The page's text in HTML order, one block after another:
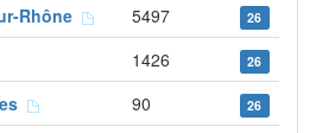
Rhône 5497 26
1426 26
90 26